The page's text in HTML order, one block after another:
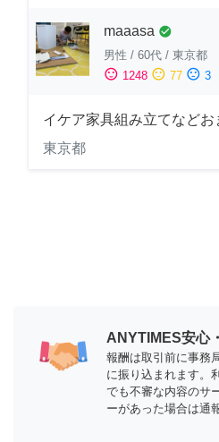
maaasa check_circle
男性 / 60代 / 東京都
sentiment_satisfied 1248 sentiment_neutral 77 sentiment_dissatisfied 3
イケア家具組み立てなどお
東京都
ANYTIMES安心
報酬は取引前に事務
に振り込まれます。
でも不審な内容のサ
ーがあった場合は通